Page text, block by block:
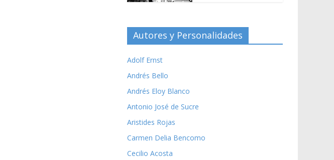
Autores y Personalidades
Adolf Ernst
Andrés Bello
Andrés Eloy Blanco
Antonio José de Sucre
Aristides Rojas
Carmen Delia Bencomo
Cecilio Acosta